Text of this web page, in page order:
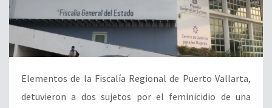
Elementos de la Fiscalía Regional de Puerto Vallarta,
detuvieron a dos sujetos por el feminicidio de una